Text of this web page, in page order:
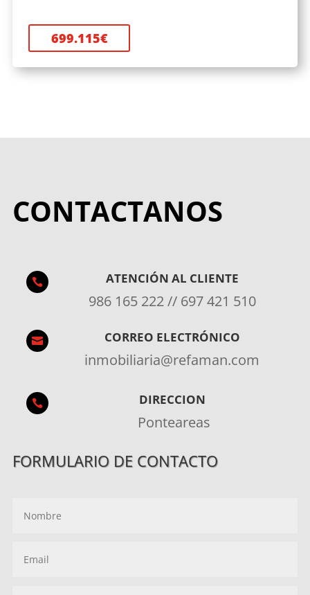
699.115€
CONTACTANOS
 ATENCIÓN AL CLIENTE
986 165 222 // 697 421 510
 CORREO ELECTRÓNICO
inmobiliaria@refaman.com
 DIRECCION
Ponteareas
FORMULARIO DE CONTACTO